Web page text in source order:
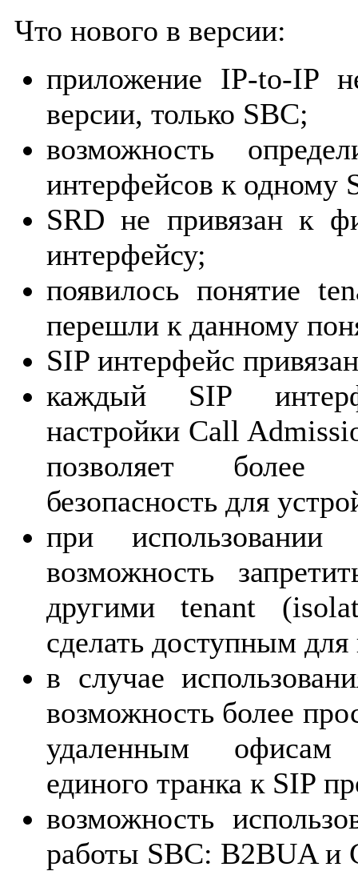
Что нового в версии:
приложение IP-to-IP
версии, только SBC;
возможность
интерфейсов к одному
SRD не привязан к
интерфейсу;
появилось понятие
перешли к данному
SIP интерфейс
каждый SIP
настройки Call
позволяет более
безопасность для
при
возможность
другими tenant
сделать доступным
в случае
возможность более
удаленным офисам
единого транка к SIP
возможность
работы SBC: B2BUA и